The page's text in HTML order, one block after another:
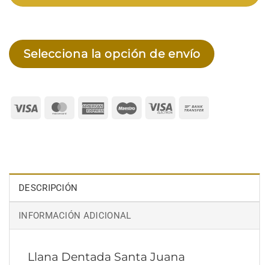
Selecciona la opción de envío
Visa MasterCardAmericanMaestroVisa
DESCRIPCIÓN
INFORMACIÓN ADICIONAL
Llana Dentada Santa Juana